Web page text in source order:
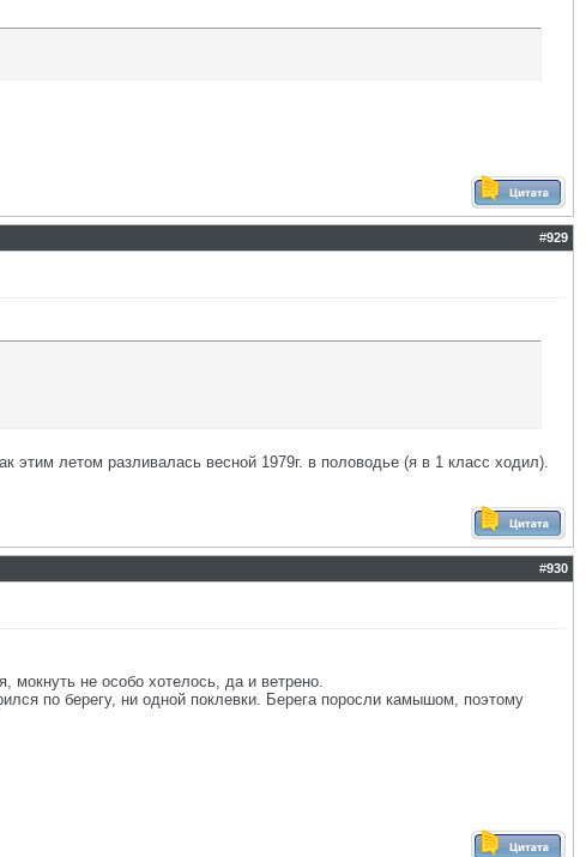
#929
летом разливалась весной 1979г. в половодье (я в 1 класс ходил).
#930
мокнуть не особо хотелось, да и ветрено.
по берегу, ни одной поклевки. Берега поросли камышом, поэтому